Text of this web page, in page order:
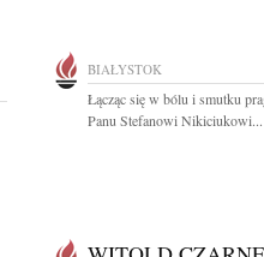
BIAŁYSTOK
Łącząc się w bólu i smutku
Panu Stefanowi Nikiciukowi...